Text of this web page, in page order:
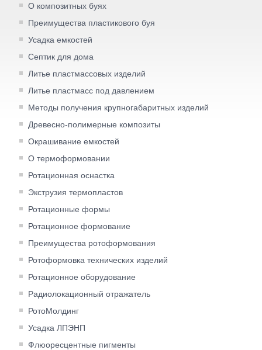
О композитных буях
Преимущества пластикового буя
Усадка емкостей
Септик для дома
Литье пластмассовых изделий
Литье пластмасс под давлением
Методы получения крупногабаритных изделий
Древесно-полимерные композиты
Окрашивание емкостей
О термоформовании
Ротационная оснастка
Экструзия термопластов
Ротационные формы
Ротационное формование
Преимущества ротоформования
Ротоформовка технических изделий
Ротационное оборудование
Радиолокационный отражатель
РотоМолдинг
Усадка ЛПЭНП
Флюоресцентные пигменты